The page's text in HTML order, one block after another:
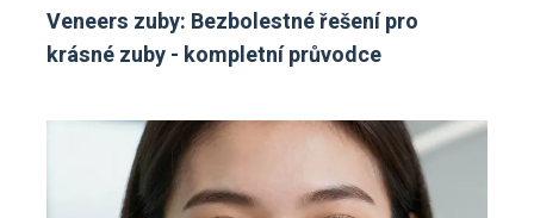
Veneers zuby: Bezbolestné řešení pro
krásné zuby - kompletní průvodce